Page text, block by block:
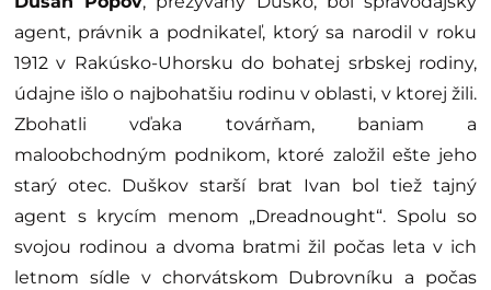
agent, právnik a podnikateľ, ktorý sa narodil v roku
1912 v Rakúsko-Uhorsku do bohatej srbskej rodiny,
údajne išlo o najbohatšiu rodinu v oblasti, v ktorej žili.
Zbohatli vďaka továrňam, baniam a
maloobchodným podnikom, ktoré založil ešte jeho
starý otec. Duškov starší brat Ivan bol tiež tajný
agent s krycím menom „Dreadnought“. Spolu so
svojou rodinou a dvoma bratmi žil počas leta v ich
letnom sídle v chorvátskom Dubrovníku a počas